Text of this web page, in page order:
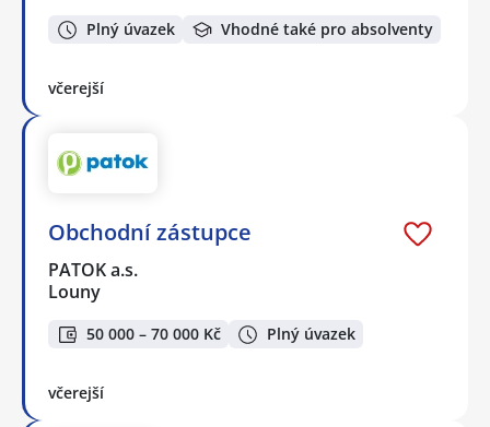
Plný úvazek Vhodné také pro absolventy
včerejší
Obchodní zástupce
PATOK a.s.
Louny
50 000 – 70 000 Kč Plný úvazek
včerejší